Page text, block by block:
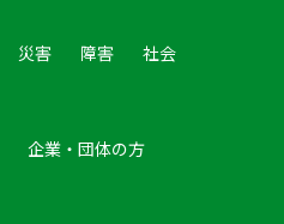
災害 障害 社会
企業・団体の方